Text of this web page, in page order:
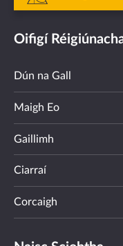
Oifigí
Dún na Gall
Maigh Eo
Gaillimh
Ciarraí
Corcaigh